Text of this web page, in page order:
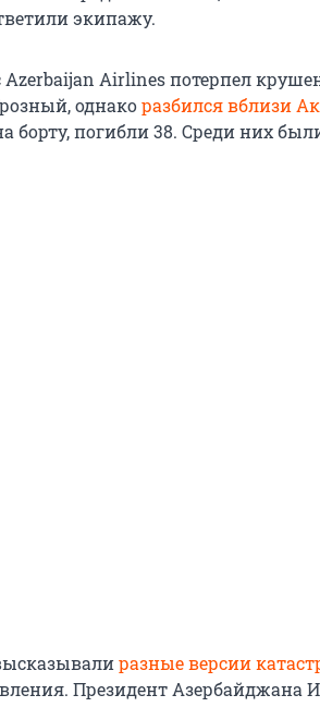
экипажу.
Airlines потерпел
однакоразбился вблизи
борту, погибли 38. Среди них
разные версии
Президент Азербайджана